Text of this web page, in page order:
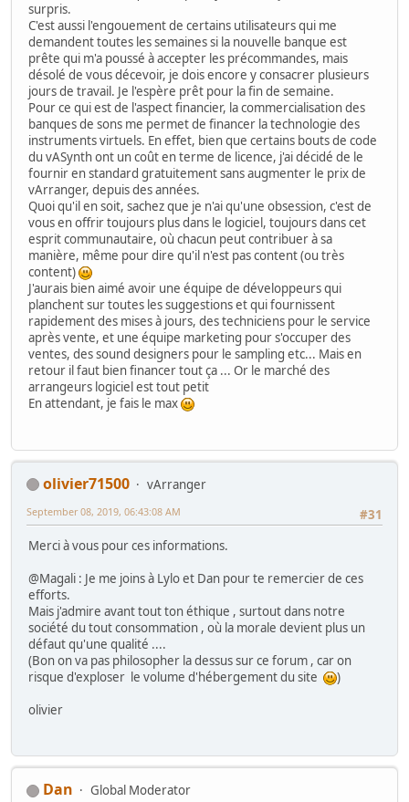
surpris.
C'est aussi l'engouement de certains utilisateurs qui me
demandent toutes les semaines si la nouvelle banque est
prête qui m'a poussé à accepter les précommandes, mais
désolé de vous décevoir, je dois encore y consacrer plusieurs
jours de travail. Je l'espère prêt pour la fin de semaine.
Pour ce qui est de l'aspect financier, la commercialisation des
banques de sons me permet de financer la technologie des
instruments virtuels. En effet, bien que certains bouts de code
du vASynth ont un coût en terme de licence, j'ai décidé de le
fournir en standard gratuitement sans augmenter le prix de
vArranger, depuis des années.
Quoi qu'il en soit, sachez que je n'ai qu'une obsession, c'est de
vous en offrir toujours plus dans le logiciel, toujours dans cet
esprit communautaire, où chacun peut contribuer à sa
manière, même pour dire qu'il n'est pas content (ou très
content)
J'aurais bien aimé avoir une équipe de développeurs qui
planchent sur toutes les suggestions et qui fournissent
rapidement des mises à jours, des techniciens pour le service
après vente, et une équipe marketing pour s'occuper des
ventes, des sound designers pour le sampling etc... Mais en
retour il faut bien financer tout ça ... Or le marché des
arrangeurs logiciel est tout petit
En attendant, je fais le max
olivier71500
vArranger
#31
September 08, 2019, 06:43:08 AM
Merci à vous pour ces informations.
@Magali : Je me joins à Lylo et Dan pour te remercier de ces
efforts.
Mais j'admire avant tout ton éthique , surtout dans notre
société du tout consommation , où la morale devient plus un
défaut qu'une qualité ....
(Bon on va pas philosopher la dessus sur ce forum , car on
risque d'exploser le volume d'hébergement du site
)
olivier
Dan
Global Moderator